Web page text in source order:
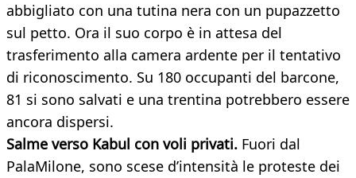
abbigliato con una tutina nera con un pupazzetto
sul petto. Ora il suo corpo è in attesa del
trasferimento alla camera ardente per il tentativo
di riconoscimento. Su 180 occupanti del barcone,
81 si sono salvati e una trentina potrebbero essere
ancora dispersi.
Salme verso Kabul con voli privati. Fuori dal
PalaMilone, sono scese d’intensità le proteste dei